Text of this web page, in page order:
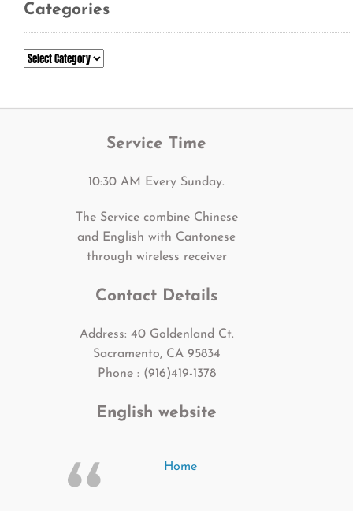
Categories
Categories
Service Time
10:30 AM Every Sunday.
The Service combine Chinese
and English with Cantonese
through wireless receiver
Contact Details
Address: 40 Goldenland Ct.
Sacramento, CA 95834
Phone : (916)419-1378
English website
Home